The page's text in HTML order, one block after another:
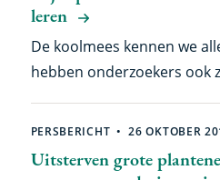
verstoorde voortplanting of
bijvoorbeeld, of zelfs direct
waterdieren. Een
leiding van het
betere afvalwaterzuivering
afbreekbare medicijnen.
leren
De koolmees kennen we
hebben onderzoekers ook
dieren zich aan kunnen
veranderende planeet.
genen erft in plaats van in
Uitsterven grote
PERSBERICHT 26 OKTOBER